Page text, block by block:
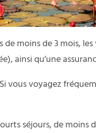
moins de 3 mois,
ainsi qu’une
vous voyagez
séjours, de